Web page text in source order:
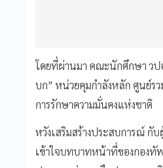
โดยที่ผ่านมา คณะนักศึกษา วป
บก” หน่วยคุมกำลังหลัก ศูนย์ร
การรักษาความมั่นคงแห่งชาติ
หวังเสริมสร้างประสบการณ์ กั
เข้าใจบทบาทหน้าที่ของกองทั